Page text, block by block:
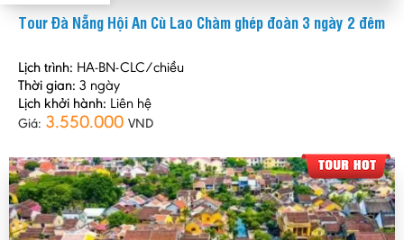
Tour Đà Nẵng Hội An Cù Lao Chàm ghép đoàn 3 ngày 2 đêm
Lịch trình: HA-BN-CLC/chiều
Thời gian: 3 ngày
Lịch khởi hành: Liên hệ
Giá: 3.550.000 VND